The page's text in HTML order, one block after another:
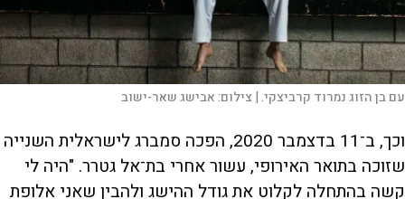
עם בן הזוג נמרוד קרביצקי. | צילום:אבישג שאר-ישוב
וכך, ב־11 בדצמבר 2020, הפכה סמברג לישראלית השנייה
שזוכה בתואר האירופי, עשור אחרי בת־אל גטרר. "היה לי
קשה בהתחלה לקלוט את גודל ההישג ולהבין שאני אלופת